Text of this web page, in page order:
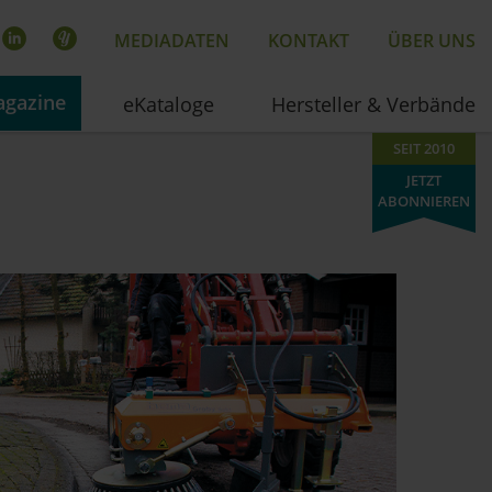
MEDIADATEN KONTAKT ÜBER UNS
eKataloge Hersteller & Verbände
SEIT 2010
JETZT
ABONNIEREN